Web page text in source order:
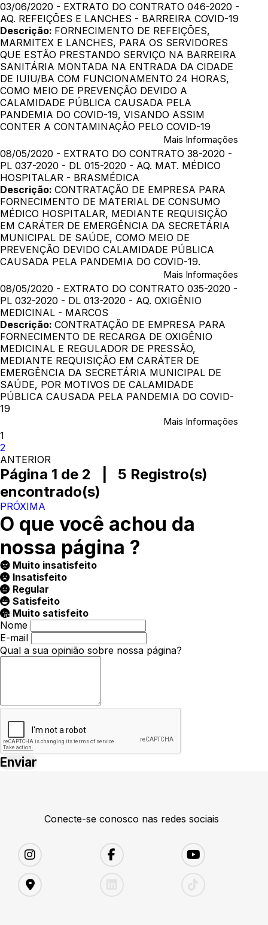
03/06/2020 - EXTRATO DO CONTRATO 046-2020 -
AQ. REFEIÇÕES E LANCHES - BARREIRA COVID-19
Descrição: FORNECIMENTO DE REFEIÇÕES,
MARMITEX E LANCHES, PARA OS SERVIDORES
QUE ESTÃO PRESTANDO SERVIÇO NA BARREIRA
SANITÁRIA MONTADA NA ENTRADA DA CIDADE
DE IUIU/BA COM FUNCIONAMENTO 24 HORAS,
COMO MEIO DE PREVENÇÃO DEVIDO A
CALAMIDADE PÚBLICA CAUSADA PELA
PANDEMIA DO COVID-19, VISANDO ASSIM
CONTER A CONTAMINAÇÃO PELO COVID-19
Mais Informações
08/05/2020 - EXTRATO DO CONTRATO 38-2020 -
PL 037-2020 - DL 015-2020 - AQ. MAT. MÉDICO
HOSPITALAR - BRASMÉDICA
Descrição: CONTRATAÇÃO DE EMPRESA PARA
FORNECIMENTO DE MATERIAL DE CONSUMO
MÉDICO HOSPITALAR, MEDIANTE REQUISIÇÃO
EM CARÁTER DE EMERGÊNCIA DA SECRETÁRIA
MUNICIPAL DE SAÚDE, COMO MEIO DE
PREVENÇÃO DEVIDO CALAMIDADE PÚBLICA
CAUSADA PELA PANDEMIA DO COVID-19.
Mais Informações
08/05/2020 - EXTRATO DO CONTRATO 035-2020 -
PL 032-2020 - DL 013-2020 - AQ. OXIGÊNIO
MEDICINAL - MARCOS
Descrição: CONTRATAÇÃO DE EMPRESA PARA
FORNECIMENTO DE RECARGA DE OXIGÊNIO
MEDICINAL E REGULADOR DE PRESSÃO,
MEDIANTE REQUISIÇÃO EM CARÁTER DE
EMERGÊNCIA DA SECRETÁRIA MUNICIPAL DE
SAÚDE, POR MOTIVOS DE CALAMIDADE
PÚBLICA CAUSADA PELA PANDEMIA DO COVID-
19
Mais Informações
1
2
ANTERIOR
Página 1 de 2 | 5 Registro(s)
encontrado(s)
PRÓXIMA
O que você achou da
nossa página ?
Muito insatisfeito
Insatisfeito
Regular
Satisfeito
Muito satisfeito
Nome
E-mail
Qual a sua opinião sobre nossa página?
Conecte-se conosco nas redes sociais